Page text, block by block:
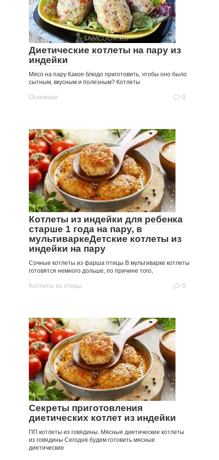
Диетические котлеты на пару из
индейки
Мясо на пару Какое блюдо приготовить, чтобы оно было
сытным, вкусным и полезным? Котлеты
Основная 0
Котлеты из индейки для ребенка
старше 1 года на пару, в
мультиваркеДетские котлеты из
индейки на пару
Сочные котлеты из фарша птицы В мультиварке котлеты
готовятся немного дольше, по причине того,
Котлеты из птицы 0
Секреты приготовления
диетических котлет из индейки
ПП котлеты из говядины. Мясные диетические котлеты
из говядины Сегодня будем готовить мясные
диетические